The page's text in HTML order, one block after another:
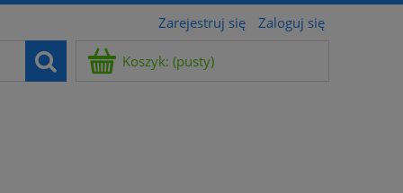
Zarejestruj się Zaloguj się
Koszyk: (pusty)